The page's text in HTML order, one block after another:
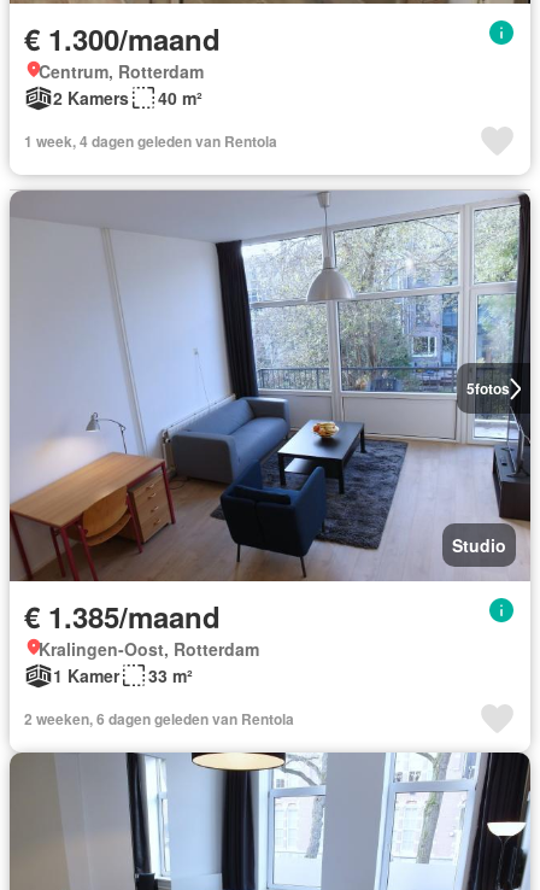
€ 1.300/maand
Centrum, Rotterdam
2 Kamers
40 m²
1 week, 4 dagen geleden van Rentola
5fotos
Studio
€ 1.385/maand
Kralingen-Oost, Rotterdam
1 Kamer
33 m²
2 weeken, 6 dagen geleden van Rentola